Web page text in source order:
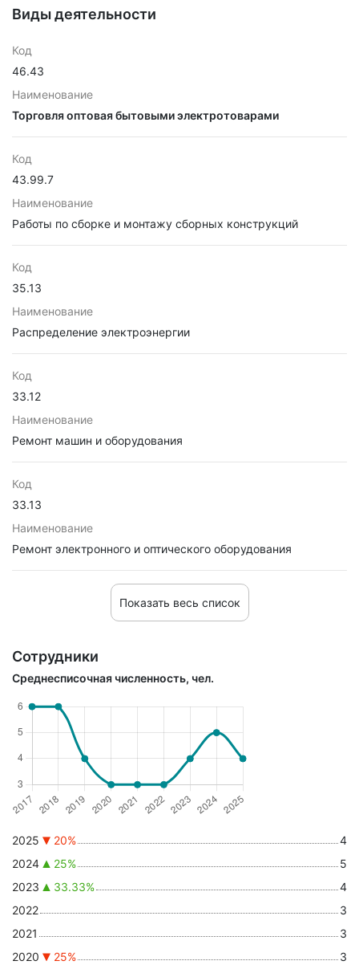
Виды деятельности
Код
46.43
Наименование
Торговля оптовая бытовыми электротоварами
Код
43.99.7
Наименование
Работы по сборке и монтажу сборных конструкций
Код
35.13
Наименование
Распределение электроэнергии
Код
33.12
Наименование
Ремонт машин и оборудования
Код
33.13
Наименование
Ремонт электронного и оптического оборудования
Показать весь список
Сотрудники
Среднесписочная численность, чел.
2025 20%
4
2024
25%
5
2023
33.33%
4
2022
3
2021
3
2020
25%
3